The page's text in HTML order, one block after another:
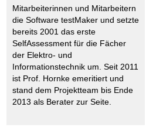
Mitarbeiterinnen und Mitarbeitern
die Software testMaker und setzte
bereits 2001 das erste
SelfAssessment für die Fächer
der Elektro- und
Informationstechnik um. Seit 2011
ist Prof. Hornke emeritiert und
stand dem Projektteam bis Ende
2013 als Berater zur Seite.